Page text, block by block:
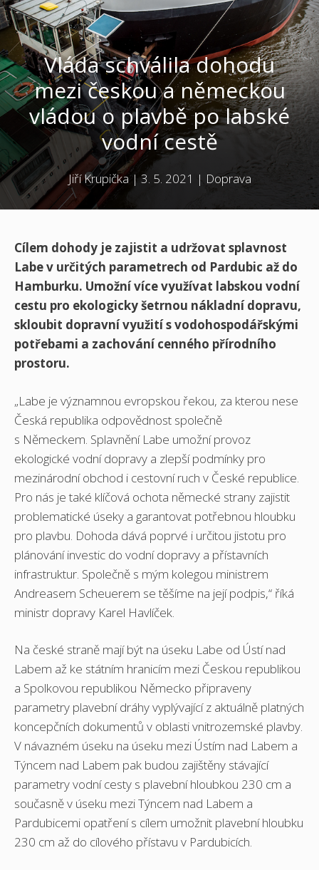
Vláda schválila dohodu
mezi českou a německou
vládou o plavbě po labské
vodní cestě
Jiří Krupička|3. 5. 2021 | Doprava
Cílem dohody je zajistit a udržovat splavnost
Labe v určitých parametrech od Pardubic až do
Hamburku. Umožní více využívat labskou vodní
cestu pro ekologicky šetrnou nákladní dopravu,
skloubit dopravní využití s vodohospodářskými
potřebami a zachování cenného přírodního
prostoru.
„Labe je významnou evropskou řekou, za kterou nese
Česká republika odpovědnost společně
s Německem. Splavnění Labe umožní provoz
ekologické vodní dopravy a zlepší podmínky pro
mezinárodní obchod i cestovní ruch v České republice.
Pro nás je také klíčová ochota německé strany zajistit
problematické úseky a garantovat potřebnou hloubku
pro plavbu. Dohoda dává poprvé i určitou jistotu pro
plánování investic do vodní dopravy a přístavních
infrastruktur. Společně s mým kolegou ministrem
Andreasem Scheuerem se těšíme na její podpis,“ říká
ministr dopravy Karel Havlíček.
Na české straně mají být na úseku Labe od Ústí nad
Labem až ke státním hranicím mezi Českou republikou
a Spolkovou republikou Německo připraveny
parametry plavební dráhy vyplývající z aktuálně platných
koncepčních dokumentů v oblasti vnitrozemské plavby.
V návazném úseku na úseku mezi Ústím nad Labem a
Týncem nad Labem pak budou zajištěny stávající
parametry vodní cesty s plavební hloubkou 230 cm a
současně v úseku mezi Týncem nad Labem a
Pardubicemi opatření s cílem umožnit plavební hloubku
230 cm až do cílového přístavu v Pardubicích.